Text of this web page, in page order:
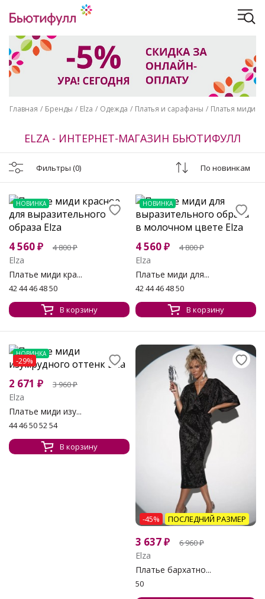
Главная Бренды Elza Одежда Платья и сарафаны Платья миди
ELZA - ИНТЕРНЕТ-МАГАЗИН БЬЮТИФУЛЛ
Фильтры (0) По новинкам
НОВИНКА
4 560₽ 4 800₽
Elza
Платье миди кра...
42 44 46 48 50
В корзину
НОВИНКА
4 560₽ 4 800₽
Elza
Платье миди для...
42 44 46 48 50
В корзину
НОВИНКА
-29%
2 671 ₽ 3 960₽
Elza
Платье миди изу...
44 46 50 52 54
В корзину
-45% ПОСЛЕДНИЙ РАЗМЕР
3 637₽ 6 960₽
Elza
Платье бархатно...
50